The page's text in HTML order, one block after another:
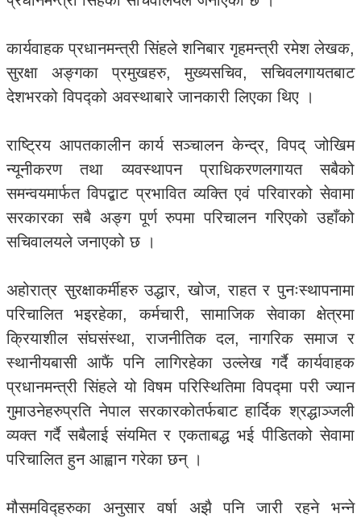
कार्यवाहक प्रधानमन्त्री सिंहले शनिबार गृहमन्त्री रमेश लेखक,
सुरक्षा अङ्गका प्रमुखहरु, मुख्यसचिव, सचिवलगायतबाट
देशभरको विपद्को अवस्थाबारे जानकारी लिएका थिए ।
राष्ट्रिय आपतकालीन कार्य सञ्चालन केन्द्र, विपद् जोखिम
न्यूनीकरण तथा व्यवस्थापन प्राधिकरणलगायत सबैको
समन्वयमार्फत विपद्बाट प्रभावित व्यक्ति एवं परिवारको सेवामा
सरकारका सबै अङ्ग पूर्ण रुपमा परिचालन गरिएको उहाँको
सचिवालयले जनाएको छ ।
अहोरात्र सुरक्षाकर्मीहरु उद्धार, खोज, राहत र पुनःस्थापनामा
परिचालित भइरहेका, कर्मचारी, सामाजिक सेवाका क्षेत्रमा
क्रियाशील संघसंस्था, राजनीतिक दल, नागरिक समाज र
स्थानीयबासी आफैं पनि लागिरहेका उल्लेख गर्दै कार्यवाहक
प्रधानमन्त्री सिंहले यो विषम परिस्थितिमा विपद्मा परी ज्यान
गुमाउनेहरुप्रति नेपाल सरकारकोतर्फबाट हार्दिक श्रद्धाञ्जली
व्यक्त गर्दै सबैलाई संयमित र एकताबद्ध भई पीडितको सेवामा
परिचालित हुन आह्वान गरेका छन् ।
मौसमविद्हरुका अनुसार वर्षा अझै पनि जारी रहने भन्ने